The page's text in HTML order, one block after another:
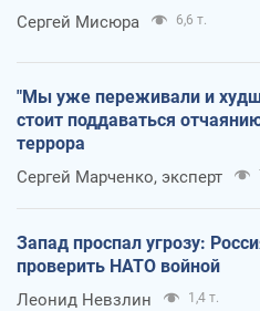
Сергей Мисюра 6,6 т.
"Мы уже переживали и
стоит поддаваться
террора
Сергей Марченко, эксперт
Запад проспал угрозу:
проверить НАТО войной
Леонид Невзлин 1,4 т.